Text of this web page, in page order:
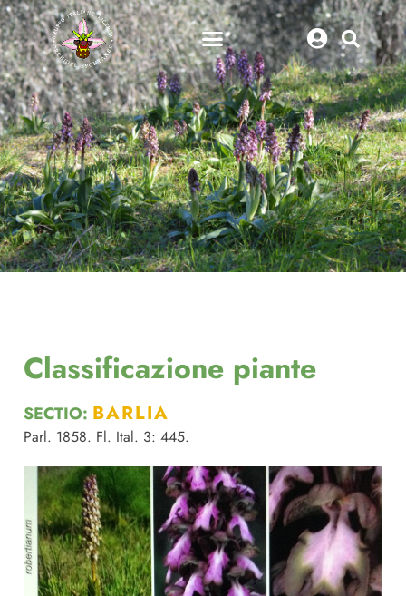
Classificazione piante
SECTIO: BARLIA
Parl. 1858. Fl. Ital. 3: 445.